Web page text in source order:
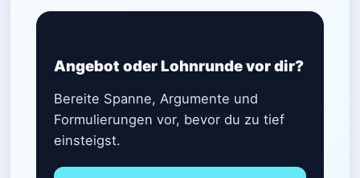
Angebot oder Lohnrunde vor dir?
Bereite Spanne, Argumente und
Formulierungen vor, bevor du zu tief
einsteigst.